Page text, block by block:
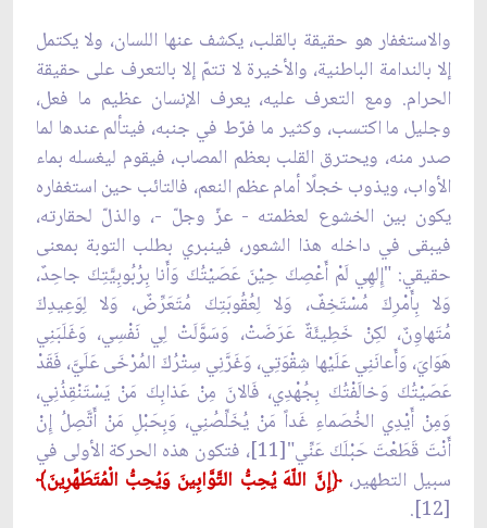
والاستغفار هو حقيقة بالقلب، يكشف عنها اللسان، ولا يكتمل
إلا بالندامة الباطنية، والأخيرة لا تتمّ إلا بالتعرف على حقيقة
الحرام. ومع التعرف عليه، يعرف الإنسان عظيم ما فعل،
وجليل ما اكتسب، وكثير ما فرّط في جنبه، فيتألم عندها لما
صدر منه، ويحترق القلب بعظم المصاب، فيقوم ليغسله بماء
الأواب، ويذوب خجلًا أمام عظم النعم، فالتائب حين استغفاره
يكون بين الخشوع لعظمته - عزّ وجلّ -، والذلّ لحقارته،
فيبقى في داخله هذا الشعور، فينبري بطلب التوبة بمعنى
حقيقي: "إِلهِي لَمْ أَعْصِكَ حِيْنَ عَصَيْتُكَ وَأَنا بِرُبُوبِيَّتِكَ جاحِدٌ،
وَلا بِأَمْرِكَ مُسْتَخِفٌ، وَلا لِعُقُوبَتِكَ مُتَعَرِّضٌ، وَلا لِوَعِيدِكَ
مُتَهاوِنٌ، لكِنْ خَطِيئَةٌ عَرَضَتْ، وَسَوَّلَتْ لِي نَفْسِي، وَغَلَبَنِي
هَوَايَ، وَأَعانَنِي عَلَيْها شِقْوَتِي، وَغَرَّنِي سِتْرُكَ المُرْخَى عَلَيَّ، فَقَدْ
عَصَيْتُكَ وَخالَفْتُكَ بِجُهْدِي، فَالانَ مِنْ عَذابِكَ مَنْ يَسْتَنْقِذُنِي،
وَمِنْ أَيْدِي الخُصَماءِ غَداً مَنْ يُخَلِّصُنِي، وَبِحَبْلِ مَنْ أَتَّصِلُ إِنْ
أَنْتَ قَطَعْتَ حَبْلَكَ عَنِّي"[11]، فتكون هذه الحركة الأولى في
سبيل التطهير،﴿إِنَّ اللّهَ يُحِبُّ التَّوَّابِينَ وَيُحِبُّ الْمُتَطَهِّرِينَ﴾
[12].